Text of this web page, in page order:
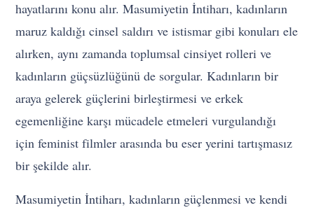
hayatlarını konu alır. Masumiyetin İntiharı, kadınların
maruz kaldığı cinsel saldırı ve istismar gibi konuları ele
alırken, aynı zamanda toplumsal cinsiyet rolleri ve
kadınların güçsüzlüğünü de sorgular. Kadınların bir
araya gelerek güçlerini birleştirmesi ve erkek
egemenliğine karşı mücadele etmeleri vurgulandığı
için feminist filmler arasında bu eser yerini tartışmasız
bir şekilde alır.
Masumiyetin İntiharı, kadınların güçlenmesi ve kendi